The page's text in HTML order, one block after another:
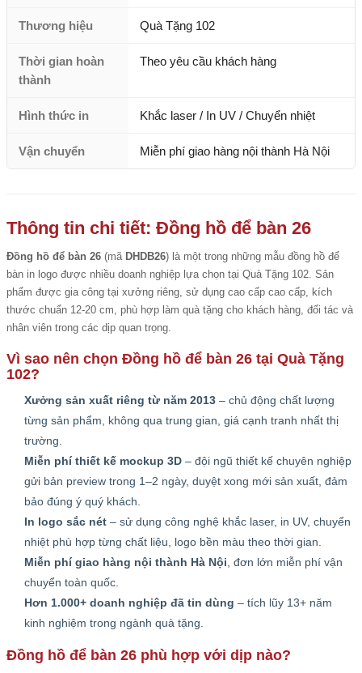
Thương hiệu Quà Tặng 102
Thời gian hoàn
thành
Theo yêu cầu khách hàng
Hình thức in Khắc laser / In UV / Chuyển nhiệt
Vận chuyển Miễn phí giao hàng nội thành Hà Nội
Thông tin chi tiết: Đồng hồ để bàn 26
Đồng hồ để bàn 26 (mã DHDB26) là một trong những mẫu đồng hồ để
bàn in logo được nhiều doanh nghiệp lựa chọn tại Quà Tặng 102. Sản
phẩm được gia công tại xưởng riêng, sử dụng cao cấp cao cấp, kích
thước chuẩn 12-20 cm, phù hợp làm quà tặng cho khách hàng, đối tác và
nhân viên trong các dịp quan trọng.
Vì sao nên chọn Đồng hồ để bàn 26 tại Quà Tặng
102?
Xưởng sản xuất riêng từ năm 2013 – chủ động chất lượng
từng sản phẩm, không qua trung gian, giá cạnh tranh nhất thị
trường.
Miễn phí thiết kế mockup 3D – đội ngũ thiết kế chuyên nghiệp
gửi bản preview trong 1–2 ngày, duyệt xong mới sản xuất, đảm
bảo đúng ý quý khách.
In logo sắc nét – sử dụng công nghệ khắc laser, in UV, chuyển
nhiệt phù hợp từng chất liệu, logo bền màu theo thời gian.
Miễn phí giao hàng nội thành Hà Nội , đơn lớn miễn phí vận
chuyển toàn quốc.
Hơn 1.000+ doanh nghiệp đã tin dùng – tích lũy 13+ năm
kinh nghiệm trong ngành quà tặng.
Đồng hồ để bàn 26 phù hợp với dịp nào?